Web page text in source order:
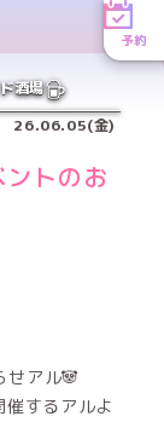
予約
酒場
26.06.05(金)
トのお
せアル🐼
するアルよ